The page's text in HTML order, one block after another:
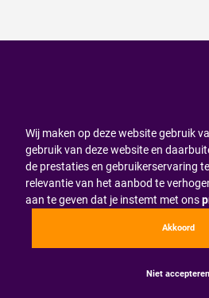
Wij maken op deze website gebruik
gebruik van deze website en
de prestaties en gebruikerservaring
relevantie van het aanbod te
aan te geven dat je instemt met ons
Akkoord
Niet accepteren